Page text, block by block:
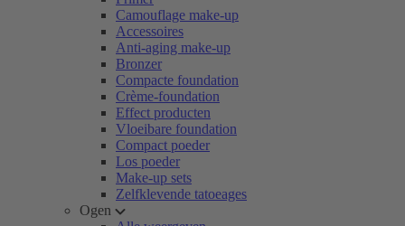
Camouflage make-up
Accessoires
Anti-aging make-up
Bronzer
Compacte foundation
Crème-foundation
Effect producten
Vloeibare foundation
Compact poeder
Los poeder
Make-up sets
Zelfklevende tatoeages
Ogen